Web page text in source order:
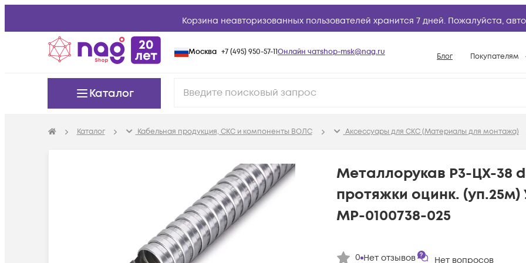
Корзина неавторизованных пользователей хранится 7 дней. Пожалуйста,
Москва +7 (495) 950-57-11Онлайн чатshop-msk@nag.ru Блог Покупателям
Условия
Возврат
Вопросы и
Каталог
Каталог Кабельная продукция, СКС и компоненты ВОЛС Аксессуары для СКС (Материалы для монтажа)
Металлорукав Р3-ЦХ-38
протяжки оцинк.
МР-0100738-025
0 Нет отзывов Нет вопросов